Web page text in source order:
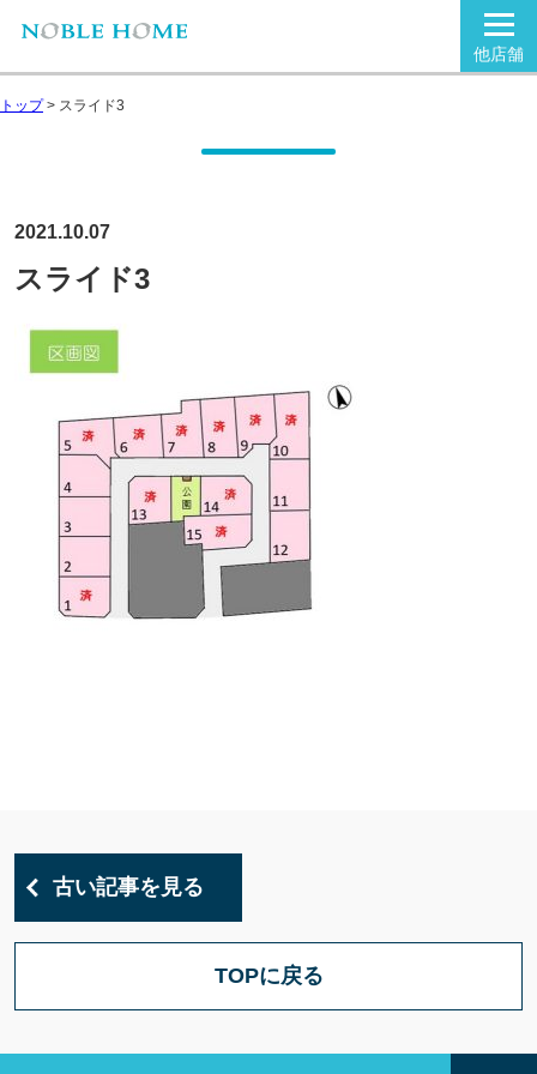
他店舗
トップ> スライド3
2021.10.07
スライド3
古い記事を見る
TOPに戻る